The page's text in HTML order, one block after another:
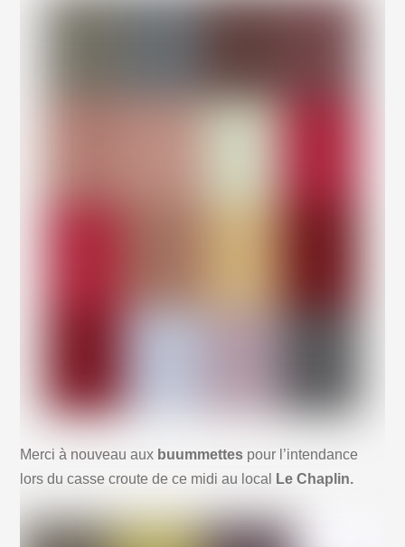
Merci à nouveau aux buummettes pour l’intendance
lors du casse croute de ce midi au local
Le Chaplin.